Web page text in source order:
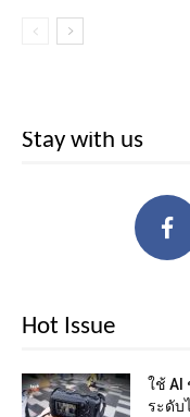
Stay with us
Hot Issue
ใช้ AI
ระดับ